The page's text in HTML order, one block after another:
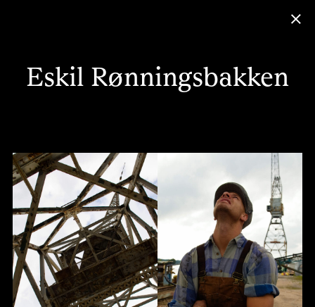
Eskil Rønningsbakken